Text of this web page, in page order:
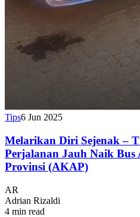
Tips6 Jun 2025
Melarikan Diri Sejenak –
Perjalanan Jauh Naik
Provinsi (AKAP)
AR
Adrian Rizaldi
4 min read